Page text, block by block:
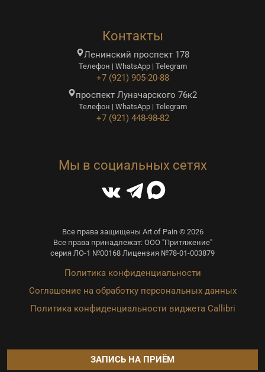
Контакты
Ленинский проспект 178
Телефон | WhatsApp | Telegram
+7 (921) 905-20-88
проспект Луначарского 76к2
Телефон | WhatsApp | Telegram
+7 (921) 448-98-82
Мы в социальных сетях
Все права защищены Art of Pain © 2026
Все права принадлежат: ООО "Притяжение"
серия ЛО-1 №00168 Лицензия №78-01-003879
Политика конфиденциальности
Соглашение на обработку персональных данных
Политика конфиденциальности виджета Callibri
ЗАПИСЬ НА ПРИЁМ